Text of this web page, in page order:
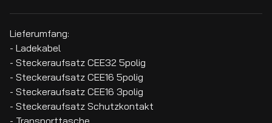
Lieferumfang:
- Ladekabel
- Steckeraufsatz CEE32 5polig
- Steckeraufsatz CEE16 5polig
- Steckeraufsatz CEE16 3polig
- Steckeraufsatz Schutzkontakt
- Transporttasche